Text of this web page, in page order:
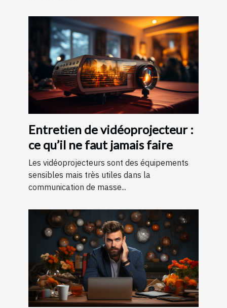
Entretien de vidéoprojecteur :
ce qu’il ne faut jamais faire
Les vidéoprojecteurs sont des équipements
sensibles mais très utiles dans la
communication de masse...